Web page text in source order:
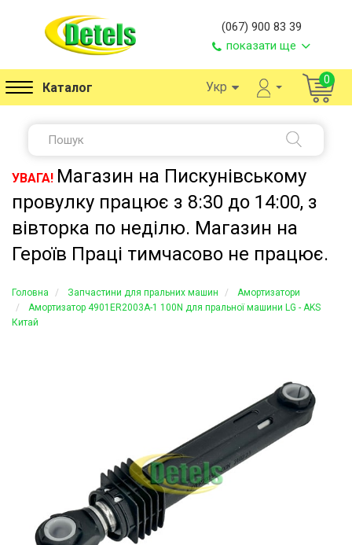
(067) 900 83 39
показати ще
Каталог Укр 0
УВАГА! Магазин на Пискунівському
провулку працює з 8:30 до 14:00, з
вівторка по неділю. Магазин на
Героїв Праці тимчасово не працює.
Головна Запчастини для пральних машин
Амортизатори
Амортизатор 4901ER2003A-1 100N для пральної машини LG - AKS
Китай